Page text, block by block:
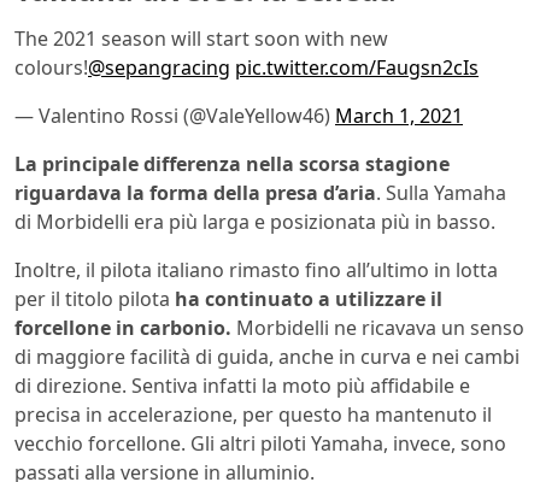
The 2021 season will start soon with new
colours!@sepangracing pic.twitter.com/Faugsn2cIs
— Valentino Rossi (@ValeYellow46) March 1, 2021
La principale differenza nella scorsa stagione
riguardava la forma della presa d’aria. Sulla Yamaha
di Morbidelli era più larga e posizionata più in basso.
Inoltre, il pilota italiano rimasto fino all’ultimo in lotta
per il titolo pilota ha continuato a utilizzare il
forcellone in carbonio. Morbidelli ne ricavava un senso
di maggiore facilità di guida, anche in curva e nei cambi
di direzione. Sentiva infatti la moto più affidabile e
precisa in accelerazione, per questo ha mantenuto il
vecchio forcellone. Gli altri piloti Yamaha, invece, sono
passati alla versione in alluminio.